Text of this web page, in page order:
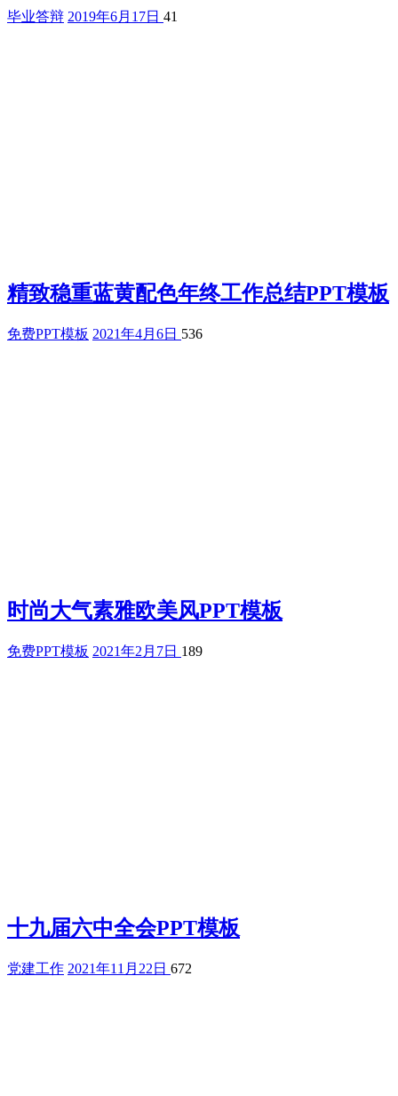
毕业答辩 2019年6月17日 41
精致稳重蓝黄配色年终工作总结PPT模板
免费PPT模板 2021年4月6日 536
时尚大气素雅欧美风PPT模板
免费PPT模板 2021年2月7日 189
十九届六中全会PPT模板
党建工作 2021年11月22日 672